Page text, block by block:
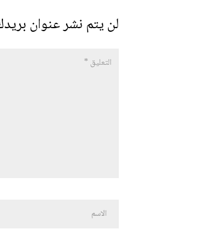
لن يتم نشر عنوان